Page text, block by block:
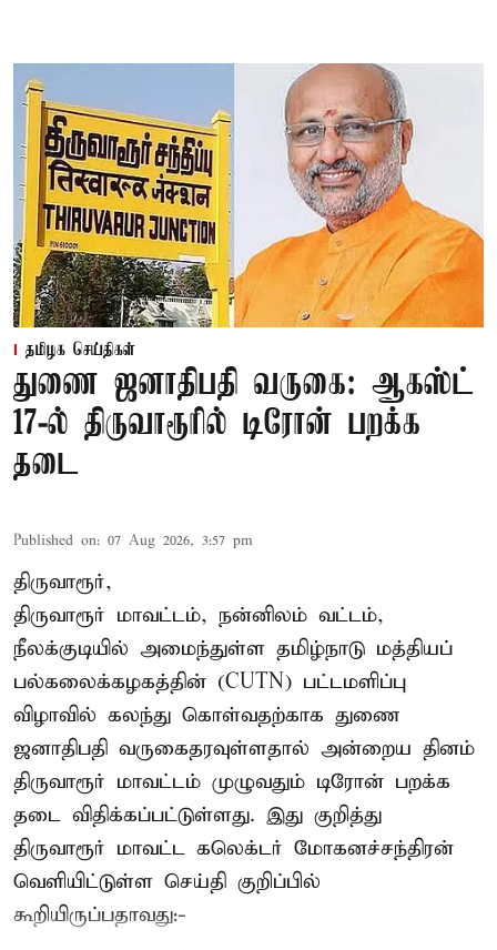
தமிழக செய்திகள்
துணை ஜனாதிபதி வருகை: ஆகஸ்ட்
17-ல் திருவாரூரில் டிரோன் பறக்க
தடை
Published on: 07 Aug 2026, 3:57 pm
திருவாரூர்,
திருவாரூர் மாவட்டம், நன்னிலம் வட்டம்,
நீலக்குடியில் அமைந்துள்ள தமிழ்நாடு மத்தியப்
பல்கலைக்கழகத்தின் (CUTN) பட்டமளிப்பு
விழாவில் கலந்து கொள்வதற்காக துணை
ஜனாதிபதி வருகைதரவுள்ளதால் அன்றைய தினம்
திருவாரூர் மாவட்டம் முழுவதும் டிரோன் பறக்க
தடை விதிக்கப்பட்டுள்ளது. இது குறித்து
திருவாரூர் மாவட்ட கலெக்டர் மோகனச்சந்திரன்
வெளியிட்டுள்ள செய்தி குறிப்பில்
கூறியிருப்பதாவது:-